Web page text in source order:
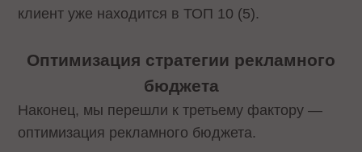
клиент уже находится в ТОП 10 (5).
Оптимизация стратегии рекламного
бюджета
Наконец, мы перешли к третьему фактору —
оптимизация рекламного бюджета.